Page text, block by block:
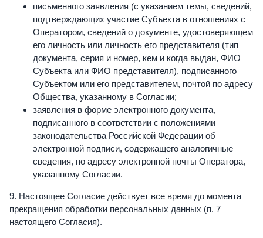
письменного заявления (с указанием темы, сведений,
подтверждающих участие Субъекта в отношениях с
Оператором, сведений о документе, удостоверяющем
его личность или личность его представителя (тип
документа, серия и номер, кем и когда выдан, ФИО
Субъекта или ФИО представителя), подписанного
Субъектом или его представителем, почтой по адресу
Общества, указанному в Согласии;
заявления в форме электронного документа,
подписанного в соответствии с положениями
законодательства Российской Федерации об
электронной подписи, содержащего аналогичные
сведения, по адресу электронной почты Оператора,
указанному Согласии.
9. Настоящее Согласие действует все время до момента
прекращения обработки персональных данных (п. 7
настоящего Согласия).